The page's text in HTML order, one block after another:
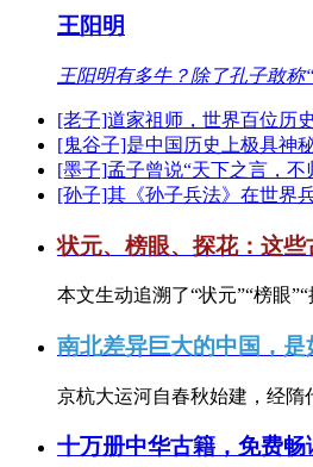
王阳明
王阳明有多牛？除了孔子敢称
[老子]道家祖师，世界百位历
[鬼谷子]是中国历史上极具神
[墨子]孟子曾说“天下之言，不
[孙子]其《孙子兵法》在世界
状元、榜眼、探花：这
本文生动追溯了“状元”“榜眼
南北差异巨大的中国，是
京杭大运河自春秋始建，经隋
十万册中华古籍，免费